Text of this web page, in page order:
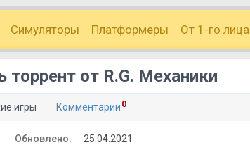
Симуляторы Платформеры От 1-го лица
торрент от R.G. Механики
игры Комментарии 0
Обновлено:
25.04.2021